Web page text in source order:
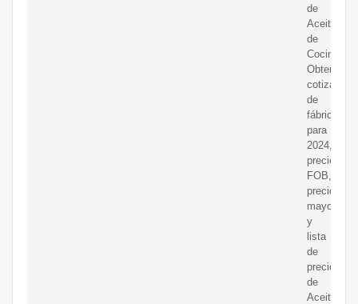
de
Aceite
de
Cocina.
Obtenga
de
fábrica
para
2024,
precio
FOB,
precio
mayorista
y
lista
de
precios
de
Aceite